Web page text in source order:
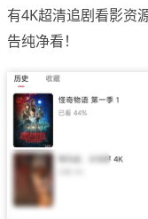
有4K超清追剧看影资
告纯净看！